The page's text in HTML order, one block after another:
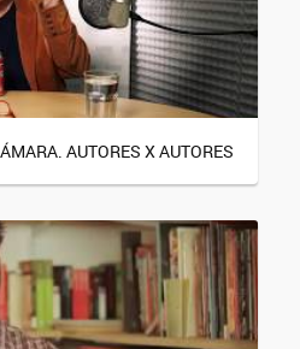
AUTORES X AUTORES